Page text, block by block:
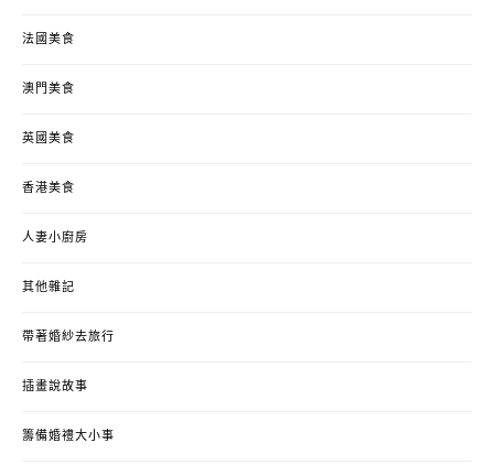
法國美食
澳門美食
英國美食
香港美食
人妻小廚房
其他雜記
帶著婚紗去旅行
插畫說故事
籌備婚禮大小事